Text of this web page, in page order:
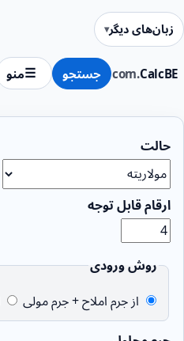
CalcBE
.com جستجو منو
زبان‌های دیگر
حالت
ارقام قابل توجه
روش ورودی
از جرم املاح + جرم مولی